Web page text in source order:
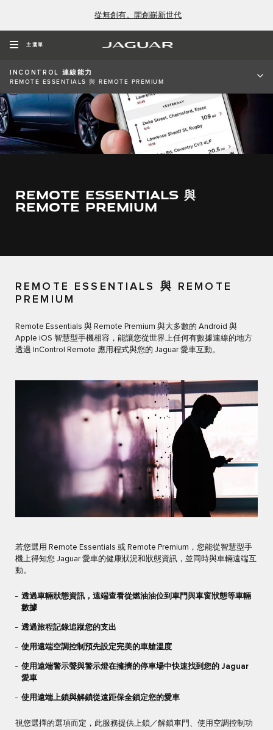
從無創有。開創嶄新世代
主選單
INCONTROL 連線能力
REMOTE ESSENTIALS 與 REMOTE PREMIUM
REMOTE ESSENTIALS 與
REMOTE PREMIUM
REMOTE ESSENTIALS 與 REMOTE
PREMIUM
Remote Essentials 與 Remote Premium 與大多數的 Android 與
Apple iOS 智慧型手機相容，能讓您從世界上任何有數據連線的地方
透過 InControl Remote 應用程式與您的 Jaguar 愛車互動。
若您選用 Remote Essentials 或 Remote Premium，您能從智慧型手
機上得知您 Jaguar 愛車的健康狀況和狀態資訊，並同時與車輛遠端互
動。
透過車輛狀態資訊，遠端查看從燃油油位到車門與車窗狀態等車輛
數據
透過旅程記錄追蹤您的支出
使用遠端空調控制預先設定完美的車艙溫度
使用遠端警示聲與警示燈在擁擠的停車場中快速找到您的 Jaguar
愛車
使用遠端上鎖與解鎖從遠距保全鎖定您的愛車
視您選擇的選項而定，此服務提供上鎖／解鎖車門、使用空調控制功